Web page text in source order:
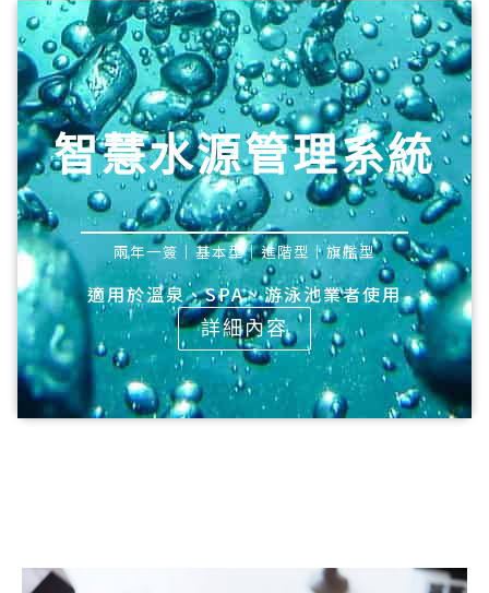
智慧水源管理系統​
兩年一簽｜基本型｜進階型｜旗艦型
適用於溫泉、SPA、游泳池業者使用
詳細內容